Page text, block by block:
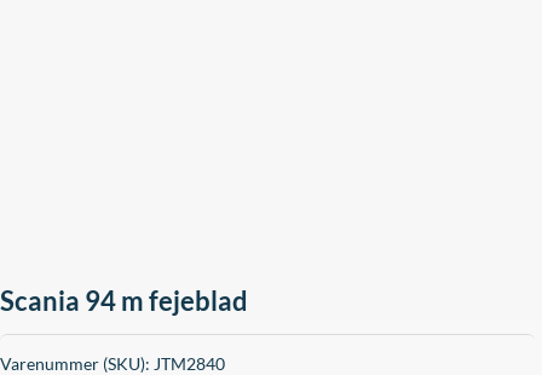
Scania 94 m fejeblad
Varenummer (SKU): JTM2840